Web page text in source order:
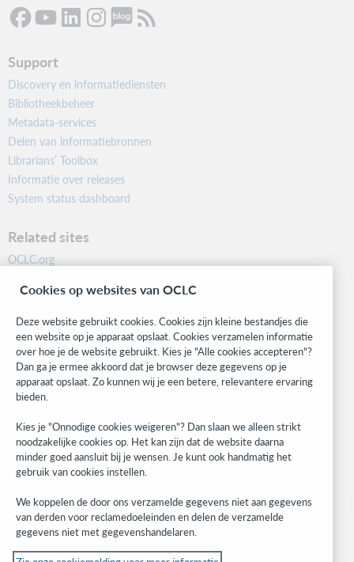
Support
Discovery en informatiediensten
Bibliotheekbeheer
Metadata-services
Delen van informatiebronnen
Librarians’ Toolbox
Informatie over releases
System status dashboard
Related sites
OCLC.org
Community
Research
WebJunction
Developer Network
Stay in the know.
Get the latest product updates, research, events, and much more—
right to your inbox.
Subscribe now
Cookies op websites van OCLC
Deze website gebruikt cookies. Cookies zijn kleine bestandjes die
een website op je apparaat opslaat. Cookies verzamelen informatie
over hoe je de website gebruikt. Kies je "Alle cookies accepteren"?
Dan ga je ermee akkoord dat je browser deze gegevens op je
apparaat opslaat. Zo kunnen wij je een betere, relevantere ervaring
bieden.
Kies je "Onnodige cookies weigeren"? Dan slaan we alleen strikt
noodzakelijke cookies op. Het kan zijn dat de website daarna
minder goed aansluit bij je wensen. Je kunt ook handmatig het
gebruik van cookies instellen.
We koppelen de door ons verzamelde gegevens niet aan gegevens
van derden voor reclamedoeleinden en delen de verzamelde
gegevens niet met gegevenshandelaren.